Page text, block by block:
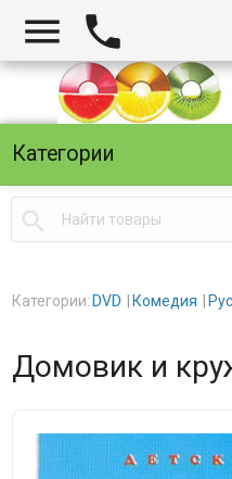
 
Категории

Категории: DVD Комедия
Домовик и